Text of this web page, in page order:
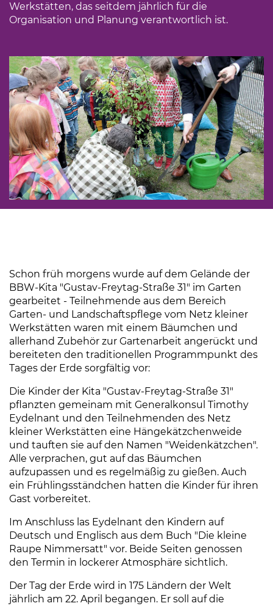
Werkstätten, das seitdem jährlich für die
Organisation und Planung verantwortlich ist.
Schon früh morgens wurde auf dem Gelände der
BBW-Kita "Gustav-Freytag-Straße 31" im Garten
gearbeitet - Teilnehmende aus dem Bereich
Garten- und Landschaftspflege vom Netz kleiner
Werkstätten waren mit einem Bäumchen und
allerhand Zubehör zur Gartenarbeit angerückt und
bereiteten den traditionellen Programmpunkt des
Tages der Erde sorgfältig vor:
Die Kinder der Kita "Gustav-Freytag-Straße 31"
pflanzten gemeinam mit Generalkonsul Timothy
Eydelnant und den Teilnehmenden des Netz
kleiner Werkstätten eine Hängekätzchenweide
und tauften sie auf den Namen "Weidenkätzchen".
Alle verprachen, gut auf das Bäumchen
aufzupassen und es regelmäßig zu gießen. Auch
ein Frühlingsständchen hatten die Kinder für ihren
Gast vorbereitet.
Im Anschluss las Eydelnant den Kindern auf
Deutsch und Englisch aus dem Buch "Die kleine
Raupe Nimmersatt" vor. Beide Seiten genossen
den Termin in lockerer Atmosphäre sichtlich.
Der Tag der Erde wird in 175 Ländern der Welt
jährlich am 22. April begangen. Er soll auf die